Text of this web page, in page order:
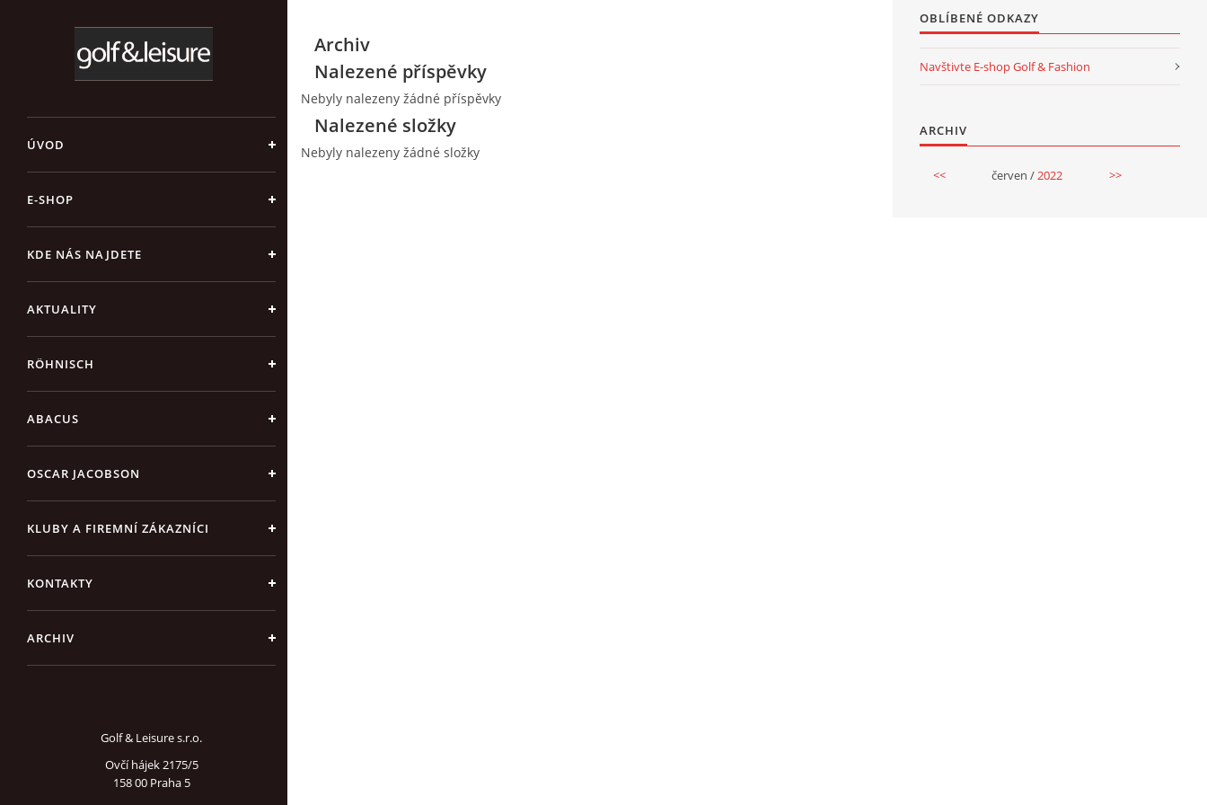
ÚVOD
E-SHOP
KDE NÁS NAJDETE
AKTUALITY
RÖHNISCH
ABACUS
OSCAR JACOBSON
KLUBY A FIREMNÍ ZÁKAZNÍCI
KONTAKTY
ARCHIV
Golf & Leisure s.r.o.
Ovčí hájek 2175/5
158 00 Praha 5
Archiv
Nalezené příspěvky
Nebyly nalezeny žádné příspěvky
Nalezené složky
Nebyly nalezeny žádné složky
OBLÍBENÉ ODKAZY
Navštivte E-shop Golf & Fashion
ARCHIV
<< červen /2022 >>